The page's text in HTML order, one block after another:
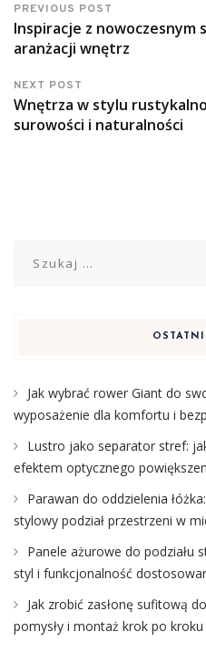
PREVIOUS POST
Inspiracje z nowoczesnym
aranżacji wnętrz
NEXT POST
Wnętrza w stylu
surowości i naturalności
Jak wybrać rower Giant do
wyposażenie dla komfortu i
Lustro jako separator stref:
efektem optycznego
Parawan do oddzielenia
stylowy podział przestrzeni w
Panele ażurowe do podziału
styl i funkcjonalność
Jak zrobić zasłonę sufitową
pomysły i montaż krok po kroku